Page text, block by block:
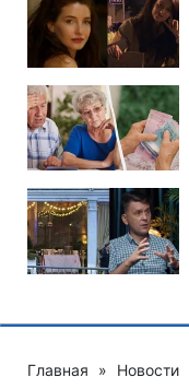
Главная » Новости